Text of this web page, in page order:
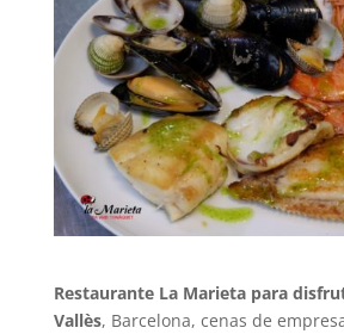
Restaurante La Marieta para
Vallès, Barcelona, cenas de